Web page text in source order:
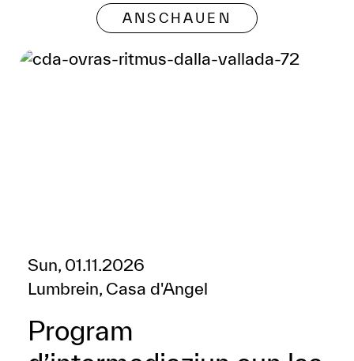
ANSCHAUEN
Sun, 01.11.2026
Lumbrein, Casa d'Angel
Program